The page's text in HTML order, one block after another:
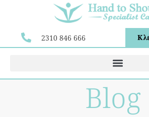
2310 846 666
Blog